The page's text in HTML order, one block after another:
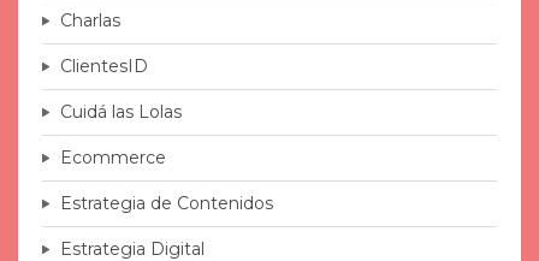
Charlas
ClientesID
Cuidá las Lolas
Ecommerce
Estrategia de Contenidos
Estrategia Digital